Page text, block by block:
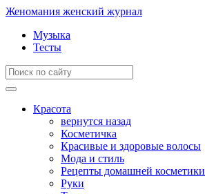
Женомания женский журнал
Музыка
Тесты
Красота
вернутся назад
Косметичка
Красивые и здоровые волосы
Мода и стиль
Рецепты домашней косметики
Руки